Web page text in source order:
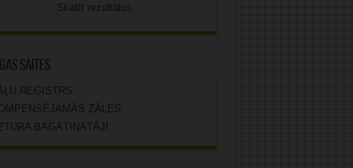
Skatīt rezultātus
saites
REĢISTRS
ZĀLES
BAGĀTINĀTĀJI